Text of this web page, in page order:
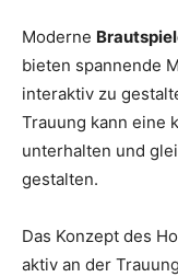
Moderne
bieten spannende
interaktiv zu
Trauung kann eine
unterhalten und
gestalten.
Das Konzept des
aktiv an der